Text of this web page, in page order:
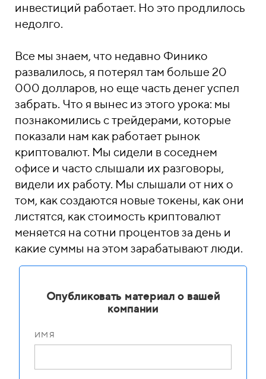
инвестиций работает. Но это продлилось
недолго.
Все мы знаем, что недавно Финико
развалилось, я потерял там больше 20
000 долларов, но еще часть денег успел
забрать. Что я вынес из этого урока: мы
познакомились с трейдерами, которые
показали нам как работает рынок
криптовалют. Мы сидели в соседнем
офисе и часто слышали их разговоры,
видели их работу. Мы слышали от них о
том, как создаются новые токены, как они
листятся, как стоимость криптовалют
меняется на сотни процентов за день и
какие суммы на этом зарабатывают люди.
Опубликовать материал о вашей
компании
ИМЯ